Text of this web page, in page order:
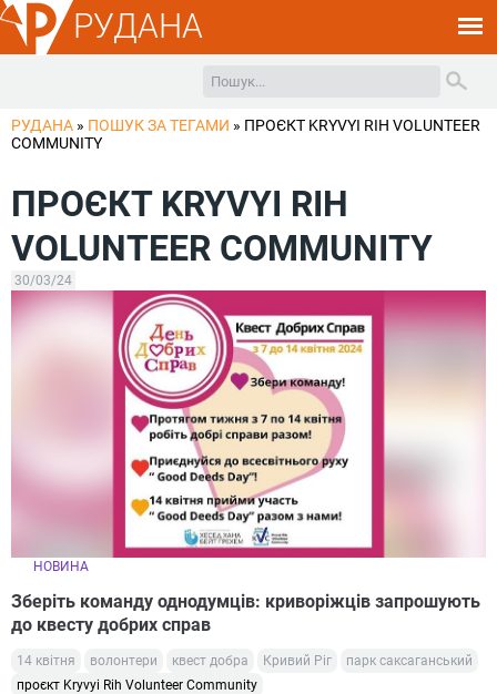
РУДАНА
РУДАНА » ПОШУК ЗА ТЕГАМИ » ПРОЄКТ KRYVYI RIH VOLUNTEER
COMMUNITY
ПРОЄКТ KRYVYI RIH
VOLUNTEER COMMUNITY
30/03/24
НОВИНА
Зберіть команду однодумців: криворіжців запрошують
до квесту добрих справ
14 квітня волонтери квест добра Кривий Ріг
парк саксаганський
проєкт Kryvyi Rih Volunteer Community